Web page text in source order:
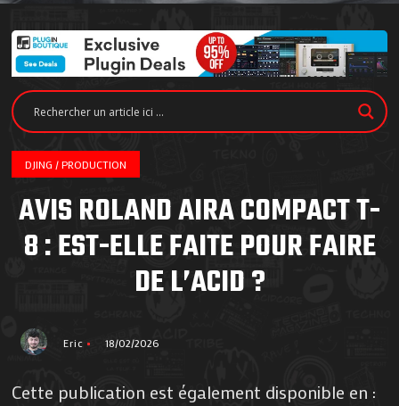
DJING / PRODUCTION
AVIS ROLAND AIRA COMPACT T-
8 : EST-ELLE FAITE POUR FAIRE
DE L’ACID ?
Eric 18/02/2026
Cette publication est également disponible en :